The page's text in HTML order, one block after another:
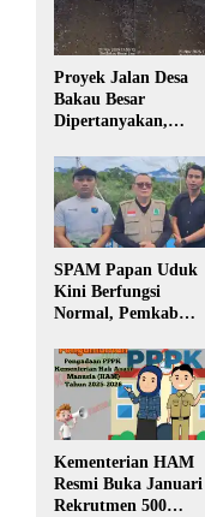
Proyek Jalan Desa
Bakau Besar
Dipertanyakan,
dan Transparansi
Pelaksanaan
Pembangunan
SPAM Papan Uduk
Kini Berfungsi
Normal, Pemkab
Distribusi Air Bersih
Lancar ke Rumah
Warga
Kementerian HAM
Resmi Buka Januari
Rekrutmen 500